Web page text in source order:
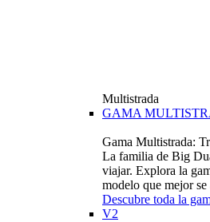
Multistrada
GAMA
Gama Multistrada:
La familia de Big
viajar. Explora la
modelo que mejor se
Descubre toda la
V2